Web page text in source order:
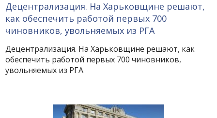
Децентрализация. На Харьковщине решают,
как обеспечить работой первых 700
чиновников, увольняемых из РГА
Децентрализация. На Харьковщине решают, как
обеспечить работой первых 700 чиновников,
увольняемых из РГА